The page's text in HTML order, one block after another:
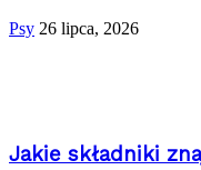
Psy 26 lipca, 2026
Jakie składniki